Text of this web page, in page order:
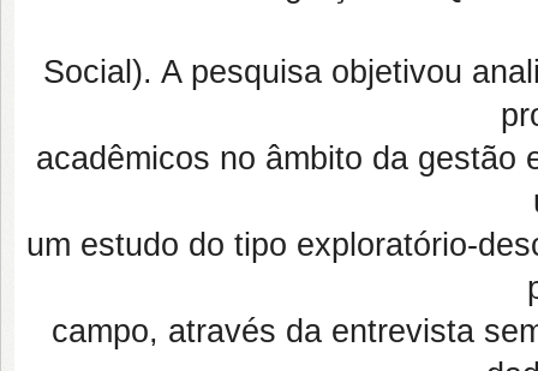
Social). A pesquisa objetivou
acadêmicos no âmbito da gestão
um estudo do tipo exploratório-
campo, através da entrevista